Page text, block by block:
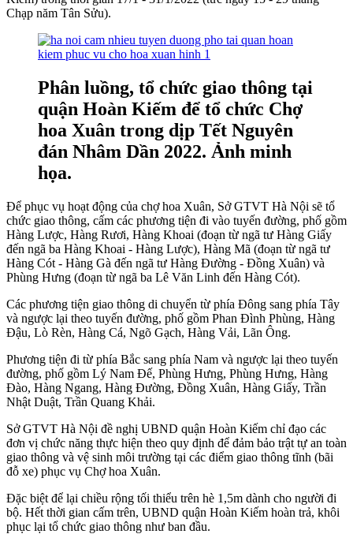
Chạp năm Tân Sửu).
Phân luồng, tổ chức giao thông tại
quận Hoàn Kiếm để tổ chức Chợ
hoa Xuân trong dịp Tết Nguyên
đán Nhâm Dần 2022. Ảnh minh
họa.
Để phục vụ hoạt động của chợ hoa Xuân, Sở GTVT Hà Nội sẽ tổ
chức giao thông, cấm các phương tiện đi vào tuyến đường, phố gồm
Hàng Lược, Hàng Rươi, Hàng Khoai (đoạn từ ngã tư Hàng Giấy
đến ngã ba Hàng Khoai - Hàng Lược), Hàng Mã (đoạn từ ngã tư
Hàng Cót - Hàng Gà đến ngã tư Hàng Đường - Đồng Xuân) và
Phùng Hưng (đoạn từ ngã ba Lê Văn Linh đến Hàng Cót).
Các phương tiện giao thông di chuyển từ phía Đông sang phía Tây
và ngược lại theo tuyến đường, phố gồm Phan Đình Phùng, Hàng
Đậu, Lò Rèn, Hàng Cá, Ngõ Gạch, Hàng Vải, Lãn Ông.
Phương tiện đi từ phía Bắc sang phía Nam và ngược lại theo tuyến
đường, phố gồm Lý Nam Đế, Phùng Hưng, Phùng Hưng, Hàng
Đào, Hàng Ngang, Hàng Đường, Đồng Xuân, Hàng Giấy, Trần
Nhật Duật, Trần Quang Khải.
Sở GTVT Hà Nội đề nghị UBND quận Hoàn Kiếm chỉ đạo các
đơn vị chức năng thực hiện theo quy định để đảm bảo trật tự an toàn
giao thông và vệ sinh môi trường tại các điểm giao thông tĩnh (bãi
đỗ xe) phục vụ Chợ hoa Xuân.
Đặc biệt để lại chiều rộng tối thiểu trên hè 1,5m dành cho người đi
bộ. Hết thời gian cấm trên, UBND quận Hoàn Kiếm hoàn trả, khôi
phục lại tổ chức giao thông như ban đầu.